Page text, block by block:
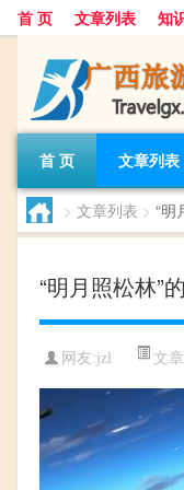
首 页 文章列表 知
首 页 文章列表
> 文章列表 > “明
“明月照松林”
网友:jzl 文